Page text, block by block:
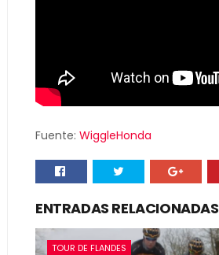
Fuente: WiggleHonda
ENTRADAS RELACIONADAS
TOUR DE FLANDES